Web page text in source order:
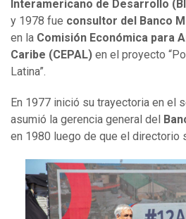
Interamericano de Desarrollo
y 1978 fue consultor del Banco
en la Comisión Económica para
Caribe (CEPAL) en el proyecto
Latina”.
En 1977 inició su trayectoria en el
asumió la gerencia general del
en 1980 luego de que el directorio